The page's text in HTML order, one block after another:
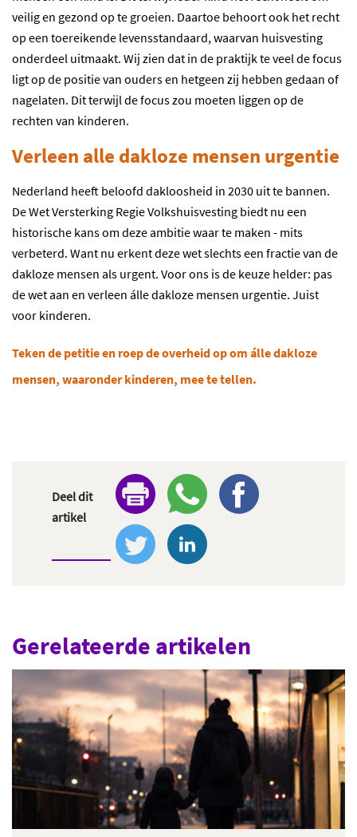
veilig en gezond op te groeien. Daartoe behoort ook het recht
op een toereikende levensstandaard, waarvan huisvesting
onderdeel uitmaakt. Wij zien dat in de praktijk te veel de focus
ligt op de positie van ouders en hetgeen zij hebben gedaan of
nagelaten. Dit terwijl de focus zou moeten liggen op de
rechten van kinderen.
Verleen alle dakloze mensen urgentie
Nederland heeft beloofd dakloosheid in 2030 uit te bannen.
De Wet Versterking Regie Volkshuisvesting biedt nu een
historische kans om deze ambitie waar te maken - mits
verbeterd. Want nu erkent deze wet slechts een fractie van de
dakloze mensen als urgent. Voor ons is de keuze helder: pas
de wet aan en verleen álle dakloze mensen urgentie. Juist
voor kinderen.
Teken de petitie en roep de overheid op om álle dakloze
mensen, waaronder kinderen, mee te tellen.
Deel dit
artikel
Gerelateerde artikelen